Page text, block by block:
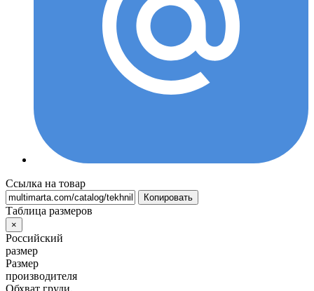
Ссылка на товар
Копировать
Таблица размеров
×
Российский
размер
Размер
производителя
Обхват груди,